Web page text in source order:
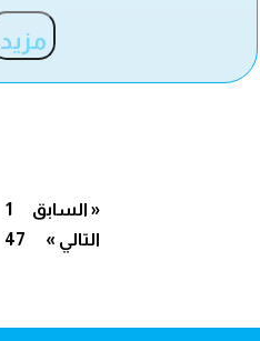
مزيد
« السابق 1
47
التالي »